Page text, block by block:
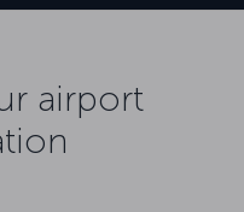
airport